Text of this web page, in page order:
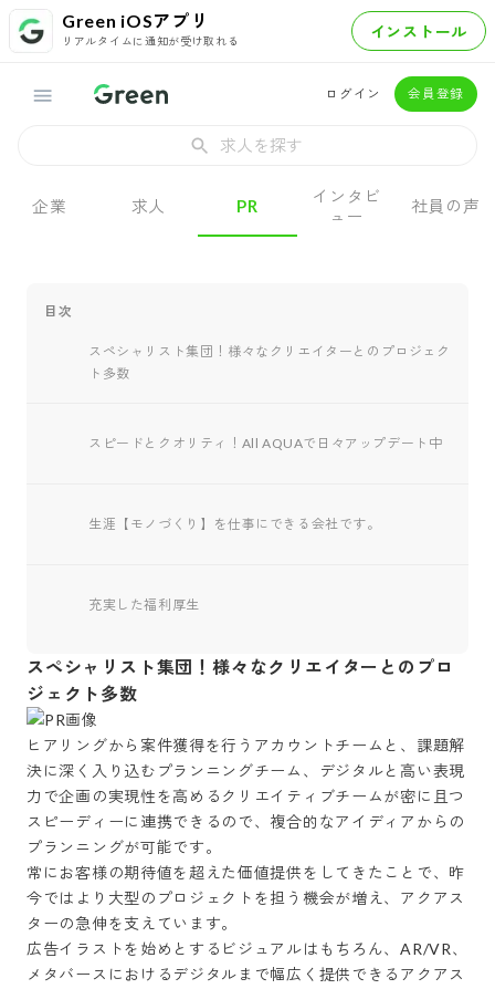
Green iOSアプリ
リアルタイムに通知が受け取れる インストール
ログイン 会員登録
求人を探す
企業 求人 PR
インタビ
ュー
社員の声
目次
スペシャリスト集団！様々なクリエイターとのプロジェク
ト多数
スピードとクオリティ！All AQUAで日々アップデート中
生涯【モノづくり】を仕事にできる会社です。
充実した福利厚生
スペシャリスト集団！様々なクリエイターとのプロ
ジェクト多数
ヒアリングから案件獲得を行うアカウントチームと、課題解
決に深く入り込むプランニングチーム、デジタルと高い表現
力で企画の実現性を高めるクリエイティブチームが密に且つ
スピーディーに連携できるので、複合的なアイディアからの
プランニングが可能です。
常にお客様の期待値を超えた価値提供をしてきたことで、昨
今ではより大型のプロジェクトを担う機会が増え、アクアス
ターの急伸を支えています。
広告イラストを始めとするビジュアルはもちろん、AR/VR、
メタバースにおけるデジタルまで幅広く提供できるアクアス